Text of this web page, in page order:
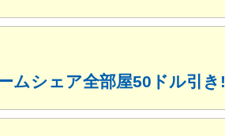
ムシェア全部屋50ドル引き!